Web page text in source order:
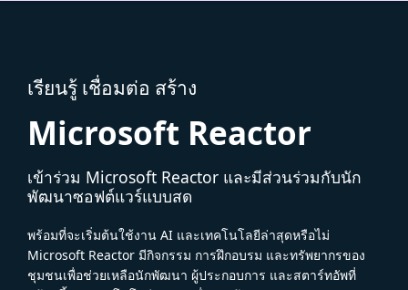
เรียนรู้ เชื่อมต่อ สร้าง
Microsoft Reactor
เข้าร่วม Microsoft Reactor และมีส่วนร่วมกับนัก
พัฒนาซอฟต์แวร์แบบสด
พร้อมที่จะเริ่มต้นใช้งาน AI และเทคโนโลยีล่าสุดหรือไม่
Microsoft Reactor มีกิจกรรม การฝึกอบรม และทรัพยากรของ
ชุมชนเพื่อช่วยเหลือนักพัฒนา ผู้ประกอบการ และสตาร์ทอัพที่